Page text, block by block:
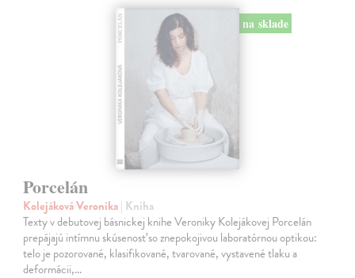
na sklade
Porcelán
Kolejáková Veronika| Kniha
Texty v debutovej básnickej knihe Veroniky Kolejákovej Porcelán
prepájajú intímnu skúsenosť so znepokojivou laboratórnou optikou:
telo je pozorované, klasifikované, tvarované, vystavené tlaku a
deformácii,…